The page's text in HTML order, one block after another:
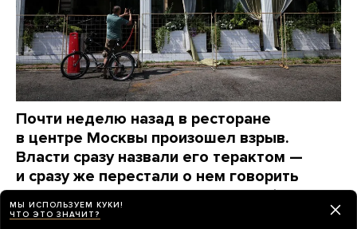
Почти неделю назад в ресторане
в центре Москвы произошел взрыв.
Власти сразу назвали его терактом —
и сразу же перестали о нем говорить
НОВОСТИ 3 дня назад
МЫ ИСПОЛЬЗУЕМ КУКИ!
ЧТО ЭТО ЗНАЧИТ?